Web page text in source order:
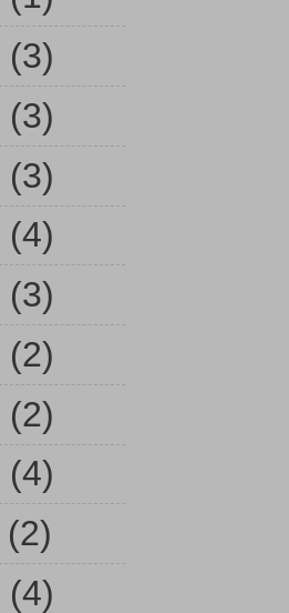
(3)
(3)
(3)
(4)
(3)
(2)
(2)
(4)
(2)
(4)